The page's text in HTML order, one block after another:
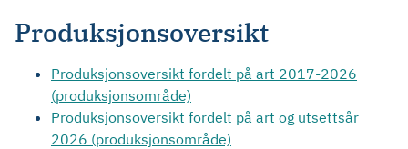
Produksjonsoversikt
Produksjonsoversikt fordelt på art 2017-2026
(produksjonsområde)
Produksjonsoversikt fordelt på art og utsettsår
2026 (produksjonsområde)